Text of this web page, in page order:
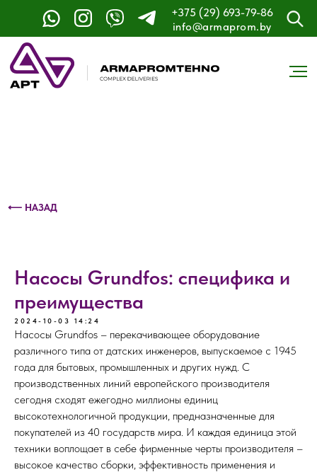
+375 (29) 693-79-86
info@armaprom.by
Контактный телефон: +375 (29) 693-79-86
⟵ НАЗАД
Насосы Grundfos: специфика и
преимущества
2024-10-03 14:24
Насосы Grundfos – перекачивающее оборудование
различного типа от датских инженеров, выпускаемое с 1945
года для бытовых, промышленных и других нужд. С
производственных линий европейского производителя
сегодня сходят ежегодно миллионы единиц
высокотехнологичной продукции, предназначенные для
покупателей из 40 государств мира. И каждая единица этой
техники воплощает в себе фирменные черты производителя –
высокое качество сборки, эффективность применения и